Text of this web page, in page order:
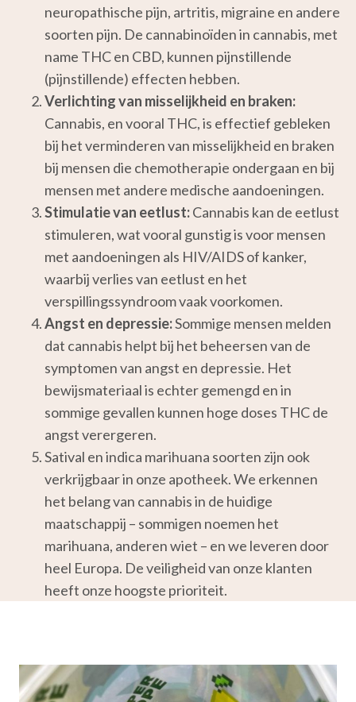
neuropathische pijn, artritis, migraine en andere
soorten pijn. De cannabinoïden in cannabis, met
name THC en CBD, kunnen pijnstillende
(pijnstillende) effecten hebben.
Verlichting van misselijkheid en braken:
Cannabis, en vooral THC, is effectief gebleken
bij het verminderen van misselijkheid en braken
bij mensen die chemotherapie ondergaan en bij
mensen met andere medische aandoeningen.
Stimulatie van eetlust:Cannabis kan de eetlust
stimuleren, wat vooral gunstig is voor mensen
met aandoeningen als HIV/AIDS of kanker,
waarbij verlies van eetlust en het
verspillingssyndroom vaak voorkomen.
Angst en depressie:Sommige mensen melden
dat cannabis helpt bij het beheersen van de
symptomen van angst en depressie. Het
bewijsmateriaal is echter gemengd en in
sommige gevallen kunnen hoge doses THC de
angst verergeren.
Satival en indica marihuana soorten zijn ook
verkrijgbaar in onze apotheek. We erkennen
het belang van cannabis in de huidige
maatschappij – sommigen noemen het
marihuana, anderen wiet – en we leveren door
heel Europa. De veiligheid van onze klanten
heeft onze hoogste prioriteit.